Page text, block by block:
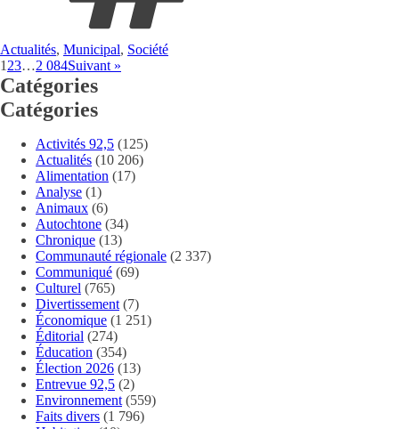
Actualités, Municipal, Société
1 23…2 084Suivant »
Catégories
Catégories
Activités 92,5 (125)
Actualités (10 206)
Alimentation (17)
Analyse (1)
Animaux (6)
Autochtone (34)
Chronique (13)
Communauté régionale (2 337)
Communiqué (69)
Culturel (765)
Divertissement (7)
Économique (1 251)
Éditorial (274)
Éducation (354)
Élection 2026 (13)
Entrevue 92,5 (2)
Environnement (559)
Faits divers (1 796)